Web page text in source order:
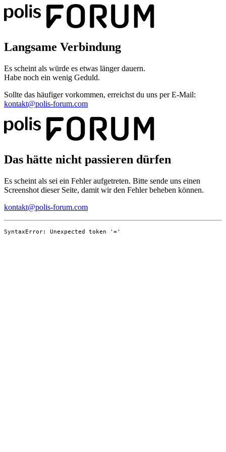
Langsame Verbindung
Es scheint als würde es etwas länger dauern.
Habe noch ein wenig Geduld.
Sollte das häufiger vorkommen, erreichst du uns per E-Mail:
kontakt@polis-forum.com
Das hätte nicht passieren dürfen
Es scheint als sei ein Fehler aufgetreten. Bitte sende uns einen
Screenshot dieser Seite, damit wir den Fehler beheben können.
kontakt@polis-forum.com
SyntaxError: Unexpected token '='